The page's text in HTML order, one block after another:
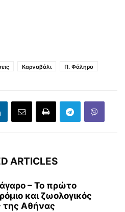
Καρναβάλι Π. Φάληρο
ARTICLES
– Το πρώτο
και ζωολογικός
της Αθήνας